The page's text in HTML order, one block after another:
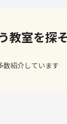
教室を探
数紹介しています